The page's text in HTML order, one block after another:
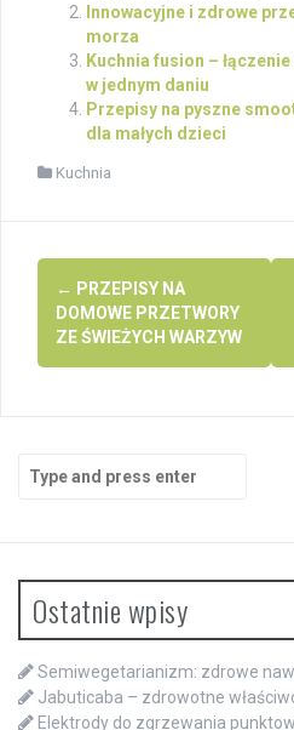
Innowacyjne i zdrowe
morza
Kuchnia fusion –
w jednym daniu
Przepisy na pyszne
dla małych dzieci
Kuchnia
Post
navigation
← PRZEPISY NA
DOMOWE PRZETWORY
ZE ŚWIEŻYCH WARZYW
for:
Ostatnie wpisy
Semiwegetarianizm: zdrowe
Jabuticaba – zdrowotne
Elektrody do zgrzewania